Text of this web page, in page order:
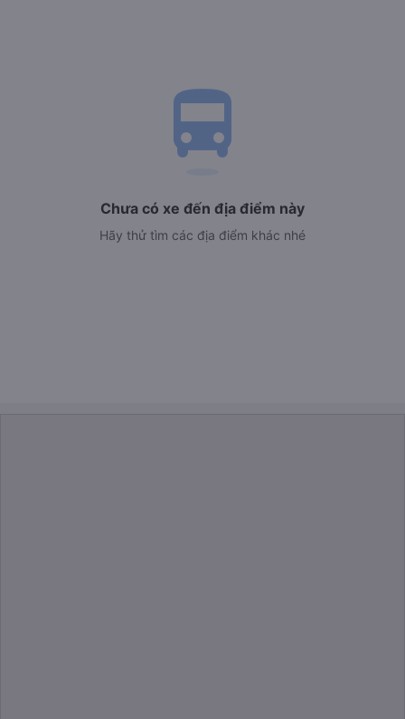
directions_bus
Chưa có xe đến địa điểm này
Hãy thử tìm các địa điểm khác nhé